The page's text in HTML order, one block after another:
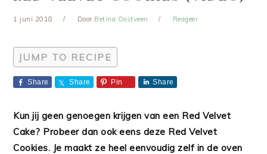
1 juni 2018 Door Betina Oostveen Reageer
JUMP TO RECIPE
Share Share Pin Share
Kun jij geen genoegen krijgen van een Red Velvet
Cake? Probeer dan ook eens deze Red Velvet
Cookies. Je maakt ze heel eenvoudig zelf in de oven